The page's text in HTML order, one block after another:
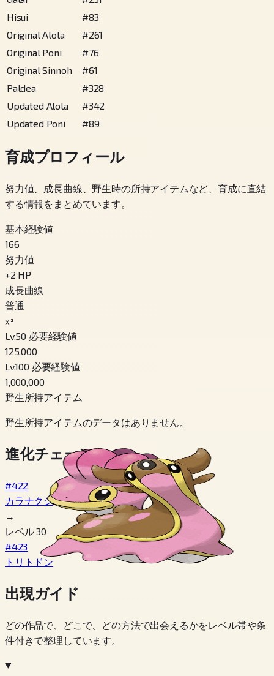
Hisui
#83
Original Alola
#261
Original Poni
#76
Original Sinnoh
#61
Paldea
#328
Updated Alola
#342
Updated Poni
#89
育成プロフィール
努力値、成長曲線、野生時の所持アイテムなど、育成に直結
する情報をまとめています。
基本経験値
166
努力値
+2 HP
成長曲線
普通
x³
Lv.50 必要経験値
125,000
Lv.100 必要経験値
1,000,000
野生所持アイテム
野生所持アイテムのデータはありません。
進化チェーン
#422
カラナクシ
→
レベル 30
#423
トリトドン
出現ガイド
どの作品で、どこで、どの方法で出会えるかをレベル帯や条
件付きで整理しています。